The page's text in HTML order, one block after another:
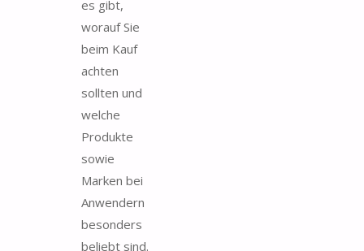
es gibt,
worauf Sie
beim Kauf
achten
sollten und
welche
Produkte
sowie
Marken bei
Anwendern
besonders
beliebt sind.